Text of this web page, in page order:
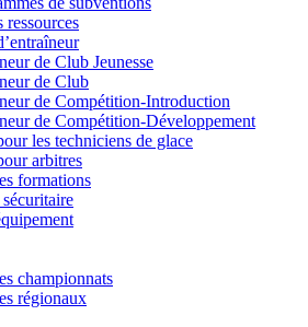
ressources
de Club Jeunesse
de Club
de Compétition-Introduction
de Compétition-Développement
les techniciens de glace
arbitres
formations
championnats
régionaux